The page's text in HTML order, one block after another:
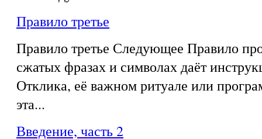
Правило третье
Правило третье Следующее Правило
сжатых фразах и символах даёт
Отклика, её важном ритуале или
эта...
Введение, часть 2